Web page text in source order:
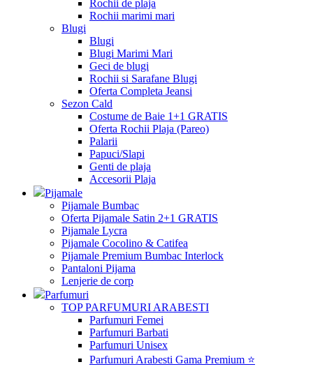
Rochii de plaja
Rochii marimi mari
Blugi
Blugi
Blugi Marimi Mari
Geci de blugi
Rochii si Sarafane Blugi
Oferta Completa Jeansi
Sezon Cald
Costume de Baie 1+1 GRATIS
Oferta Rochii Plaja (Pareo)
Palarii
Papuci/Slapi
Genti de plaja
Accesorii Plaja
Pijamale
Pijamale Bumbac
Oferta Pijamale Satin 2+1 GRATIS
Pijamale Lycra
Pijamale Cocolino & Catifea
Pijamale Premium Bumbac Interlock
Pantaloni Pijama
Lenjerie de corp
Parfumuri
TOP PARFUMURI ARABESTI
Parfumuri Femei
Parfumuri Barbati
Parfumuri Unisex
Parfumuri Arabesti Gama Premium ⭐